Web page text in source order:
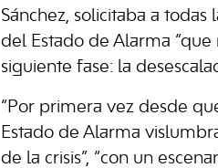
Sánchez, solicitaba a
del Estado de Alarma
siguiente fase: la
“Por primera vez desde
Estado de Alarma
de la crisis”, “con un